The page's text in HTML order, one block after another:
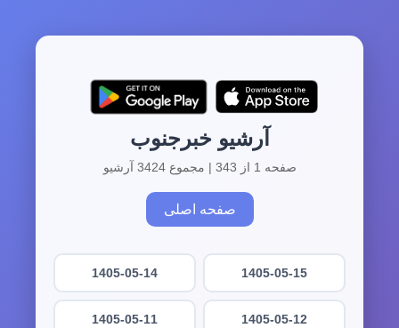
آرشیو خبرجنوب
صفحه 1 از 343 | مجموع 3424 آرشیو
صفحه اصلی
1405-05-15
1405-05-14
1405-05-12
1405-05-11